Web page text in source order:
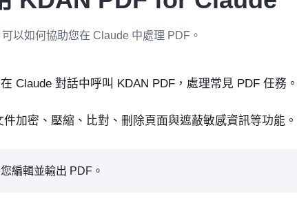
以如何協助您在 Claude 中處理 PDF。
Claude 對話中呼叫 KDAN PDF，處理常見 PDF 任務
加密、壓縮、比對、刪除頁面與遮蔽敏感資訊等功能。
編輯並輸出 PDF。